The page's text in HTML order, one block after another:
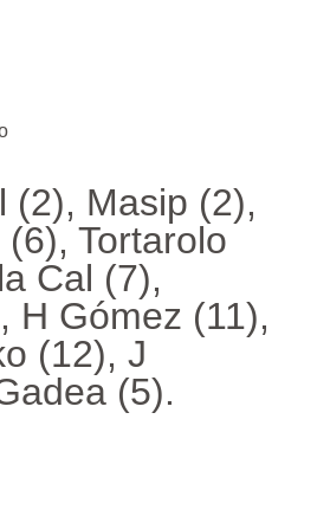
(2), Masip (2),
Tortarolo
Cal (7),
H Gómez (11),
(12), J
(5).